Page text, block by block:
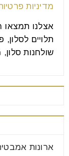
מדיניות
אצלנו תמצאו
תלויים לסלון,
שולחנות
ארונות